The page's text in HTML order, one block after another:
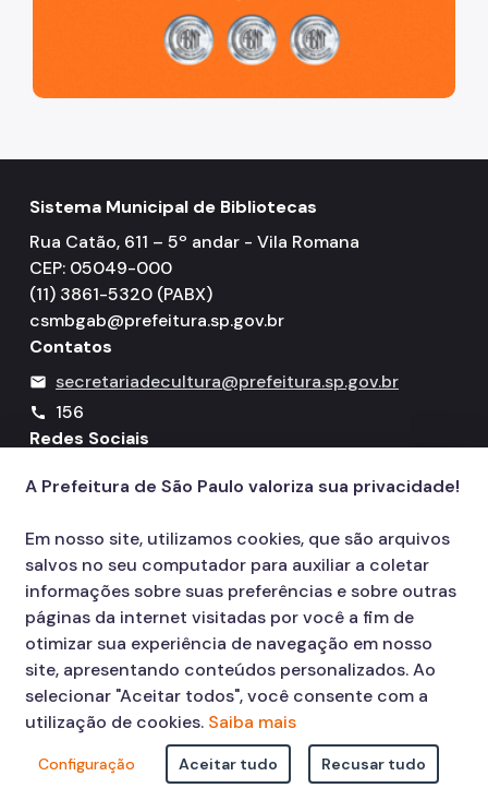
Sistema Municipal de Bibliotecas
Rua Catão, 611 – 5º andar - Vila Romana
CEP: 05049-000
(11) 3861-5320 (PABX)
csmbgab@prefeitura.sp.gov.br
Contatos
mail secretariadecultura@prefeitura.sp.gov.br
call
156
Redes Sociais
Icone do YouTube
Icone do X
Icone do Instagram
Icone do Facebook
Icone do Flickr
© COPYRIGHT 2026,
Prefeitura Municipal de São Paulo Viaduto do Cha,
A Prefeitura de São Paulo valoriza sua privacidade!
Em nosso site, utilizamos cookies, que são arquivos
salvos no seu computador para auxiliar a coletar
informações sobre suas preferências e sobre outras
páginas da internet visitadas por você a fim de
otimizar sua experiência de navegação em nosso
site, apresentando conteúdos personalizados. Ao
selecionar "Aceitar todos", você consente com a
utilização de cookies. Saiba mais
Configuração Aceitar tudo Recusar tudo